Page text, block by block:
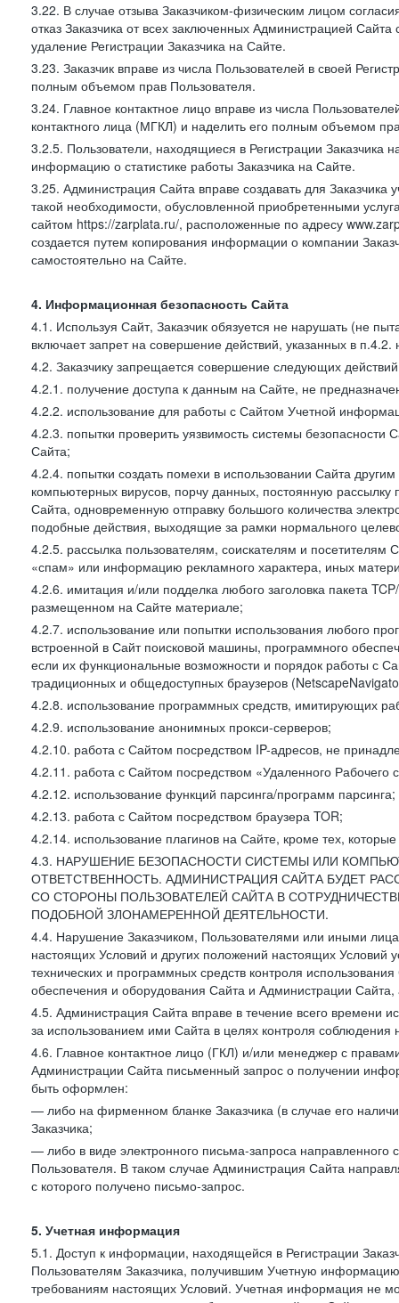
3.22. В случае отзыва Заказчиком-физическим лицом
отказ Заказчика от всех заключенных Администрацией
удаление Регистрации Заказчика на Сайте.
3.23. Заказчик вправе из числа Пользователей в своей
полным объемом прав Пользователя.
3.24. Главное контактное лицо вправе из числа
контактного лица (МГКЛ) и наделить его полным объемом
3.2.5. Пользователи, находящиеся в Регистрации Заказчика
информацию о статистике работы Заказчика на Сайте.
3.25. Администрация Сайта вправе создавать для
такой необходимости, обусловленной приобретенными
сайтом https://zarplata.ru/, расположенные по адресу
создается путем копирования информации о компании
самостоятельно на Сайте.
4. Информационная безопасность Сайта
4.1. Используя Сайт, Заказчик обязуется не нарушать (не
включает запрет на совершение действий, указанных в
4.2. Заказчику запрещается совершение следующих
4.2.1. получение доступа к данным на Сайте, не
4.2.2. использование для работы с Сайтом Учетной
4.2.3. попытки проверить уязвимость системы
Сайта;
4.2.4. попытки создать помехи в использовании Сайта
компьютерных вирусов, порчу данных, постоянную
Сайта, одновременную отправку большого количества
подобные действия, выходящие за рамки нормального
4.2.5. рассылка пользователям, соискателям и
«спам» или информацию рекламного характера, иных
4.2.6. имитация и/или подделка любого заголовка пакета
размещенном на Сайте материале;
4.2.7. использование или попытки использования любого
встроенной в Сайт поисковой машины, программного
если их функциональные возможности и порядок работы с
традиционных и общедоступных браузеров
4.2.8. использование программных средств, имитирующих
4.2.9. использование анонимных прокси-серверов;
4.2.10. работа с Сайтом посредством IP-адресов, не
4.2.11. работа с Сайтом посредством «Удаленного Рабочего
4.2.12. использование функций парсинга/программ парсинга;
4.2.13. работа с Сайтом посредством браузера TOR;
4.2.14. использование плагинов на Сайте, кроме тех,
4.3. НАРУШЕНИЕ БЕЗОПАСНОСТИ СИСТЕМЫ ИЛИ
ОТВЕТСТВЕННОСТЬ. АДМИНИСТРАЦИЯ САЙТА БУДЕТ
СО СТОРОНЫ ПОЛЬЗОВАТЕЛЕЙ САЙТА В
ПОДОБНОЙ ЗЛОНАМЕРЕННОЙ ДЕЯТЕЛЬНОСТИ.
4.4. Нарушение Заказчиком, Пользователями или иными
настоящих Условий и других положений настоящих Условий
технических и программных средств контроля
обеспечения и оборудования Сайта и Администрации
4.5. Администрация Сайта вправе в течение всего времени
за использованием ими Сайта в целях контроля
4.6. Главное контактное лицо (ГКЛ) и/или менеджер с
Администрации Сайта письменный запрос о получении
быть оформлен:
— либо на фирменном бланке Заказчика (в случае его
Заказчика;
— либо в виде электронного письма-запроса направленного
Пользователя. В таком случае Администрация Сайта
с которого получено письмо-запрос.
5. Учетная информация
5.1. Доступ к информации, находящейся в Регистрации
Пользователям Заказчика, получившим Учетную
требованиям настоящих Условий. Учетная информация не